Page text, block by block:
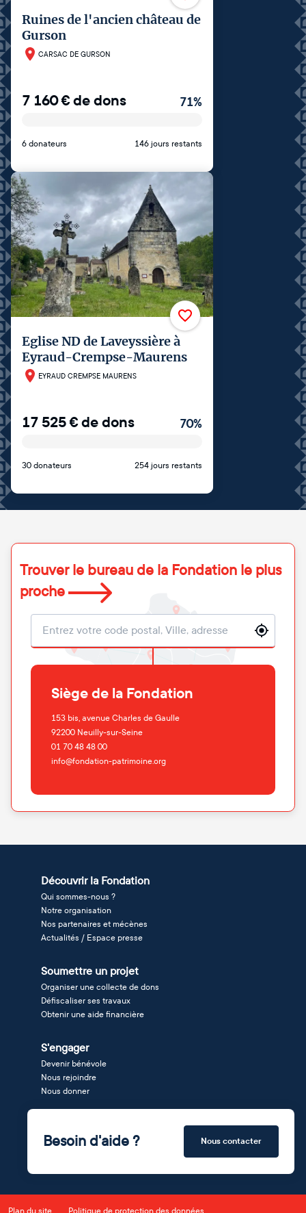
Ruines de l'ancien château de
Gurson
CARSAC DE GURSON
7 160€de dons 71%
6 donateurs 146 jours restants
Eglise ND de Laveyssière à
Eyraud-Crempse-Maurens
EYRAUD CREMPSE MAURENS
17 525€de dons 70%
30 donateurs 254 jours restants
Trouver le bureau de la Fondation le plus
proche
Localisation
Siège de la Fondation
153 bis, avenue Charles de Gaulle
92200 Neuilly-sur-Seine
01 70 48 48 00
info@fondation-patrimoine.org
Découvrir la Fondation
Qui sommes-nous ?
Notre organisation
Nos partenaires et mécènes
Actualités / Espace presse
Soumettre un projet
Organiser une collecte de dons
Défiscaliser ses travaux
Obtenir une aide financière
S'engager
Devenir bénévole
Nous rejoindre
Nous donner
Besoin d'aide ? Nous contacter
Plan du site Politique de protection des données